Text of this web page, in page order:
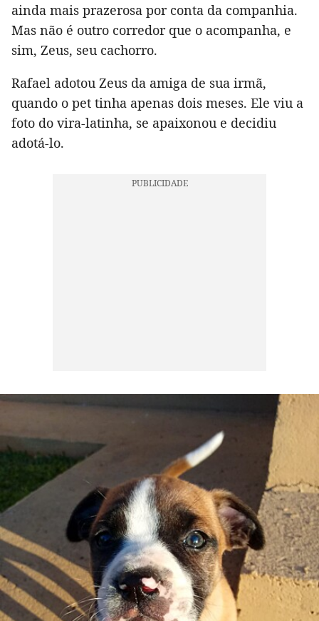
ainda mais prazerosa por conta da companhia.
Mas não é outro corredor que o acompanha, e
sim, Zeus, seu cachorro.
Rafael adotou Zeus da amiga de sua irmã,
quando o pet tinha apenas dois meses. Ele viu a
foto do vira-latinha, se apaixonou e decidiu
adotá-lo.